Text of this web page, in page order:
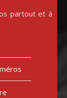
partout et à